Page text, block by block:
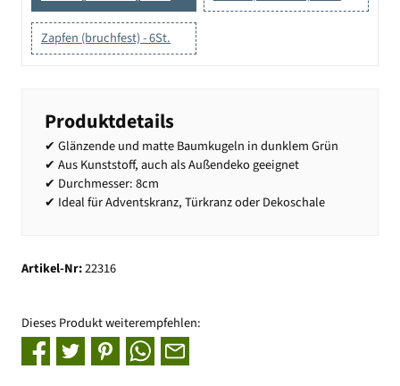
Zapfen (bruchfest) - 6St.
Produktdetails
✔ Glänzende und matte Baumkugeln in dunklem Grün
✔ Aus Kunststoff, auch als Außendeko geeignet
✔ Durchmesser: 8cm
✔ Ideal für Adventskranz, Türkranz oder Dekoschale
Artikel-Nr:22316
Dieses Produkt weiterempfehlen: